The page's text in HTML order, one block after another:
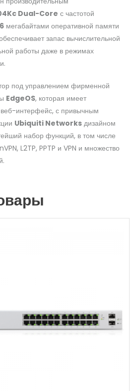
Dual-Core с частотой
мегабайтами оперативной памяти
запас вычислительной
работы даже в режимах
под управлением фирменной
EdgeOS, которая имеет
веб-интерфейс, с привычным
Ubiquiti Networks дизайном
набор функций, в том числе
L2TP, PPTP и VPN и множество